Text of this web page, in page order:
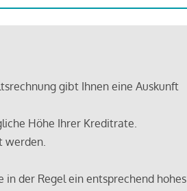
gibt Ihnen eine Auskunft
Höhe Ihrer Kreditrate.
werden.
der Regel ein entsprechend hohes